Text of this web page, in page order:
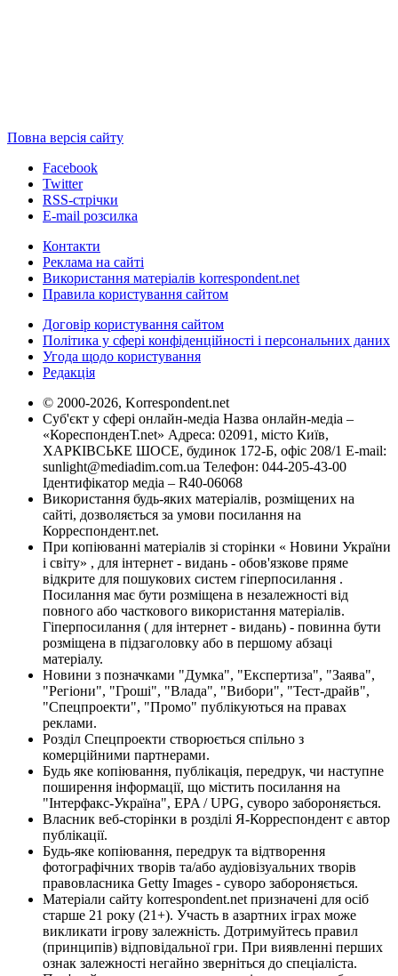
Повна версія сайту
Facebook
Twitter
RSS-стрічки
E-mail розсилка
Контакти
Реклама на сайті
Використання матеріалів korrespondent.net
Правила користування сайтом
Договір користування сайтом
Політика у сфері конфіденційності і персональних даних
Угода щодо користування
Редакція
© 2000-2026, Korrespondent.net
Суб'єкт у сфері онлайн-медіа Назва онлайн-медіа –
«КореспонденТ.net» Адреса: 02091, місто Київ,
ХАРКІВСЬКЕ ШОСЕ, будинок 172-Б, офіс 208/1 E-mail:
sunlight@mediadim.com.ua Телефон: 044-205-43-00
Ідентифікатор медіа – R40-06068
Використання будь-яких матеріалів, розміщених на
сайті, дозволяється за умови посилання на
Корреспондент.net.
При копіюванні матеріалів зі сторінки « Новини України
і світу» , для інтернет - видань - обов'язкове пряме
відкрите для пошукових систем гіперпосилання .
Посилання має бути розміщена в незалежності від
повного або часткового використання матеріалів.
Гіперпосилання ( для інтернет - видань) - повинна бути
розміщена в підзаголовку або в першому абзаці
матеріалу.
Новини з позначками "Думка", "Експертиза", "Заява",
"Регіони", "Гроші", "Влада", "Вибори", "Тест-драйв",
"Спецпроекти", "Промо" публікуються на правах
реклами.
Розділ Спецпроекти створюється спільно з
комерційними партнерами.
Будь яке копіювання, публікація, передрук, чи наступне
поширення інформації, що містить посилання на
"Інтерфакс-Україна", EPA / UPG, суворо забороняється.
Власник веб-сторінки в розділі Я-Корреспондент є автор
публікації.
Будь-яке копіювання, передрук та відтворення
фотографічних творів та/або аудіовізуальних творів
правовласника Getty Images - суворо забороняється.
Матеріали сайту korrespondent.net призначені для осіб
старше 21 року (21+). Участь в азартних іграх може
викликати ігрову залежність. Дотримуйтесь правил
(принципів) відповідальної гри. При виявленні перших
ознак залежності негайно зверніться до спеціаліста.